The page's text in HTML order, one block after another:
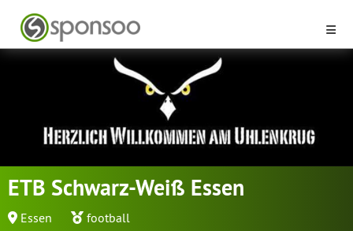
ETB Schwarz-Weiß Essen
Essen football